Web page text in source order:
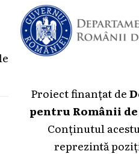
Proiect finanțat de
pentru Românii
Conținutul
reprezintă